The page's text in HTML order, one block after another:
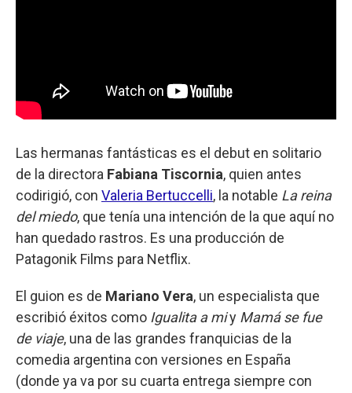
Las hermanas fantásticas es el debut en solitario
de la directora Fabiana Tiscornia, quien antes
codirigió, con Valeria Bertuccelli, la notable La reina
del miedo, que tenía una intención de la que aquí no
han quedado rastros. Es una producción de
Patagonik Films para Netflix.
El guion es de Mariano Vera, un especialista que
escribió éxitos como Igualita a miy Mamá se fue
de viaje, una de las grandes franquicias de la
comedia argentina con versiones en España
(donde ya va por su cuarta entrega siempre con